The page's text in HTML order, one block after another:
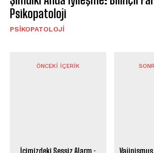
Psikopatoloji
PSIKOPATOLOJI
ÖNCEKI İÇERIK
İçimizdeki Sessiz Alarm :